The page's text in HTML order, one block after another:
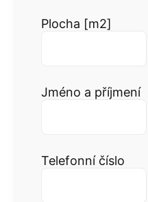
Plocha [m2]
Jméno a příjmení
Telefonní číslo